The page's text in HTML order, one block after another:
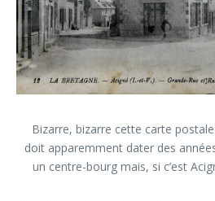
Bizarre, bizarre cette carte
doit apparemment dater des
un centre-bourg mais, si c’est